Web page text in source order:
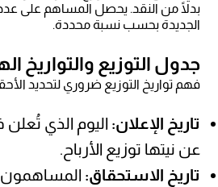
بدلًا من النقد. يحصل المساهم على
الجديدة بحسب نسبة محددة.
جدول التوزيع والتواريخ
فهم تواريخ التوزيع ضروري لتحديد
تاريخ الإعلان: اليوم الذي
عن نيتها توزيع الأرباح.
تاريخ الاستحقاق: